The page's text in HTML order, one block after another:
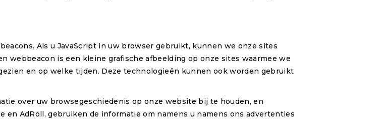
Als u JavaScript in uw browser gebruikt, kunnen we onze sites
webbeacon is een kleine grafische afbeelding op onze sites waarmee we
en op welke tijden. Deze technologieën kunnen ook worden gebruikt
over uw browsegeschiedenis op onze website bij te houden, en
en AdRoll, gebruiken de informatie om namens u namens ons advertenties